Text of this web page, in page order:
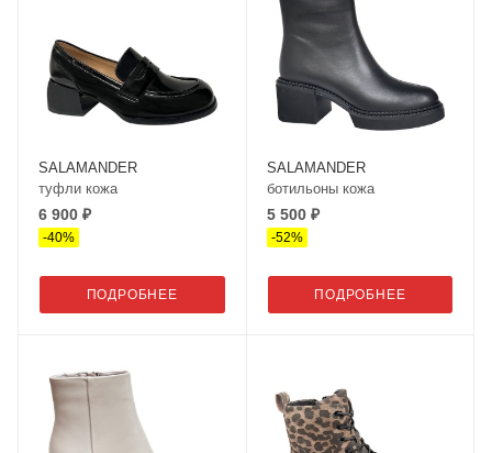
SALAMANDER
туфли кожа
6 900 ₽
-40%
ПОДРОБНЕЕ
SALAMANDER
ботильоны кожа
5 500 ₽
-52%
ПОДРОБНЕЕ